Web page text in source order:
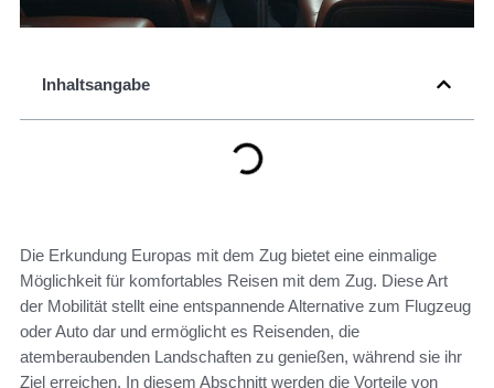
Inhaltsangabe
Die Erkundung Europas mit dem Zug bietet eine einmalige
Möglichkeit für komfortables Reisen mit dem Zug. Diese Art
der Mobilität stellt eine entspannende Alternative zum Flugzeug
oder Auto dar und ermöglicht es Reisenden, die
atemberaubenden Landschaften zu genießen, während sie ihr
Ziel erreichen. In diesem Abschnitt werden die Vorteile von